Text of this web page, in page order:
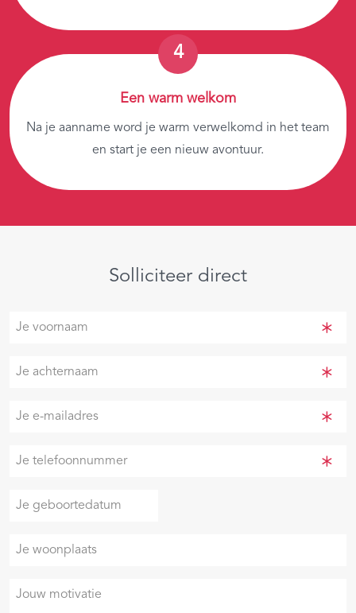
Een warm welkom
Na je aanname word je warm verwelkomd in het team
en start je een nieuw avontuur.
Solliciteer direct
Je
Je
Je
(Vereist)
Je
Je
geboortedatum
DD
MM
Je
woonplaats
Je